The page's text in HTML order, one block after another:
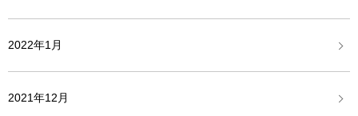
2022年1月
2021年12月